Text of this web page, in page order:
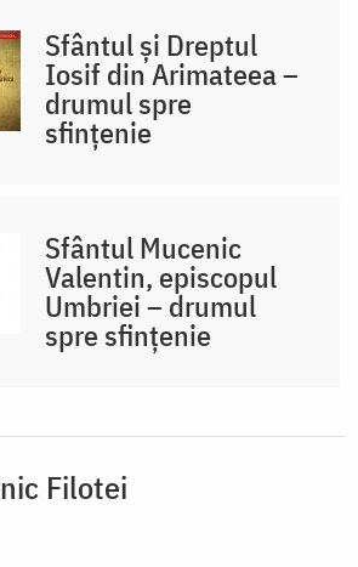
Sfântul și Dreptul
Iosif din Arimateea –
drumul spre
sfințenie
Sfântul Mucenic
Valentin, episcopul
Umbriei – drumul
spre sfințenie
Filotei